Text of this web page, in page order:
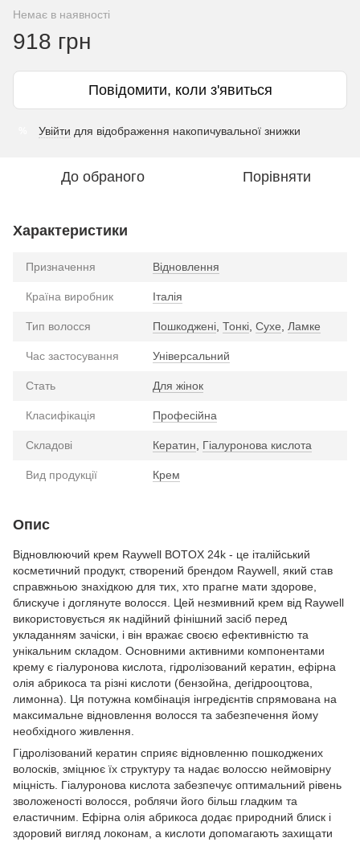
Немає в наявності
918 грн
Повідомити, коли з'явиться
Увійти для відображення накопичувальної знижки
До обраного Порівняти
Характеристики
Призначення Відновлення
Країна виробник Італія
Тип волосся Пошкоджені, Тонкі, Сухе, Ламке
Час застосування Універсальний
Стать Для жінок
Класифікація Професійна
Складові Кератин, Гіалуронова кислота
Вид продукції Крем
Опис
Відновлюючий крем Raywell BOTOX 24k - це італійський
косметичний продукт, створений брендом Raywell, який став
справжньою знахідкою для тих, хто прагне мати здорове,
блискуче і доглянуте волосся. Цей незмивний крем від Raywell
використовується як надійний фінішний засіб перед
укладанням зачіски, і він вражає своєю ефективністю та
унікальним складом. Основними активними компонентами
крему є гіалуронова кислота, гідролізований кератин, ефірна
олія абрикоса та різні кислоти (бензойна, дегідрооцтова,
лимонна). Ця потужна комбінація інгредієнтів спрямована на
максимальне відновлення волосся та забезпечення йому
необхідного живлення.
Гідролізований кератин сприяє відновленню пошкоджених
волосків, зміцнює їх структуру та надає волоссю неймовірну
міцність. Гіалуронова кислота забезпечує оптимальний рівень
зволоженості волосся, роблячи його більш гладким та
еластичним. Ефірна олія абрикоса додає природний блиск і
здоровий вигляд локонам, а кислоти допомагають захищати